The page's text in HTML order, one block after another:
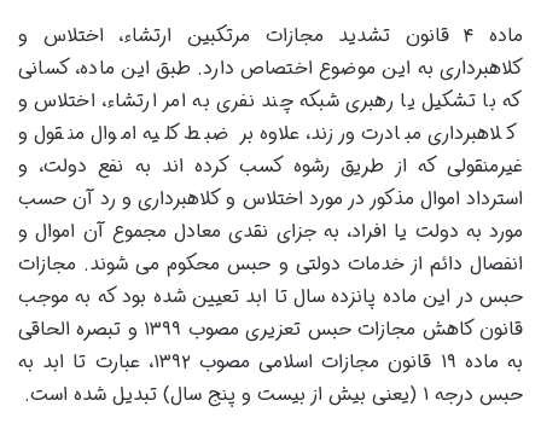
ماده ۴ قانون تشدید مجازات مرتکبین ارتشاء، اختلاس و
کلاهبرداری به این موضوع اختصاص دارد. طبق این ماده، کسانی
که با تشکیل یا رهبری شبکه چند نفری به امر ارتشاء، اختلاس و
کلاهبرداری مبادرت ورزند، علاوه بر ضبط کلیه اموال منقول و
غیرمنقولی که از طریق رشوه کسب کرده اند به نفع دولت، و
استرداد اموال مذکور در مورد اختلاس و کلاهبرداری و رد آن حسب
مورد به دولت یا افراد، به جزای نقدی معادل مجموع آن اموال و
انفصال دائم از خدمات دولتی و حبس محکوم می شوند. مجازات
حبس در این ماده پانزده سال تا ابد تعیین شده بود که به موجب
قانون کاهش مجازات حبس تعزیری مصوب ۱۳۹۹ و تبصره الحاقی
به ماده ۱۹ قانون مجازات اسلامی مصوب ۱۳۹۲، عبارت تا ابد به
حبس درجه ۱ (یعنی بیش از بیست و پنج سال) تبدیل شده است.